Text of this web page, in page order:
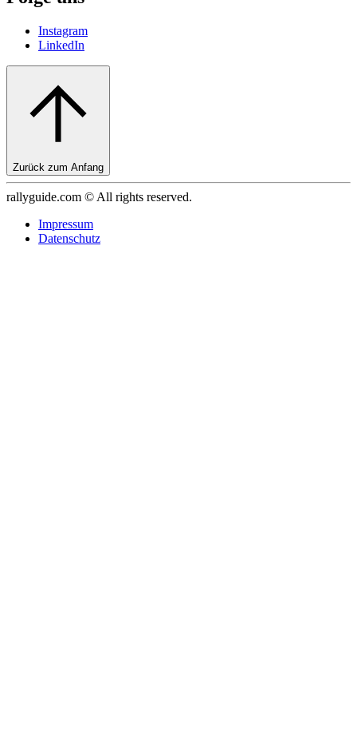
Instagram
LinkedIn
Zurück zum Anfang
rallyguide.com © All rights reserved.
Impressum
Datenschutz